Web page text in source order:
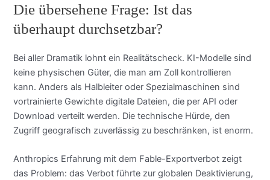
Die übersehene Frage: Ist das
überhaupt durchsetzbar?
Bei aller Dramatik lohnt ein Realitätscheck. KI-Modelle sind
keine physischen Güter, die man am Zoll kontrollieren
kann. Anders als Halbleiter oder Spezialmaschinen sind
vortrainierte Gewichte digitale Dateien, die per API oder
Download verteilt werden. Die technische Hürde, den
Zugriff geografisch zuverlässig zu beschränken, ist enorm.
Anthropics Erfahrung mit dem Fable-Exportverbot zeigt
das Problem: das Verbot führte zur globalen Deaktivierung,